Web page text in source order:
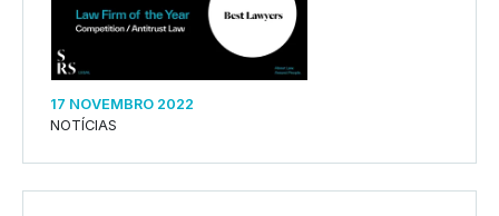
17 NOVEMBRO 2022
NOTÍCIAS